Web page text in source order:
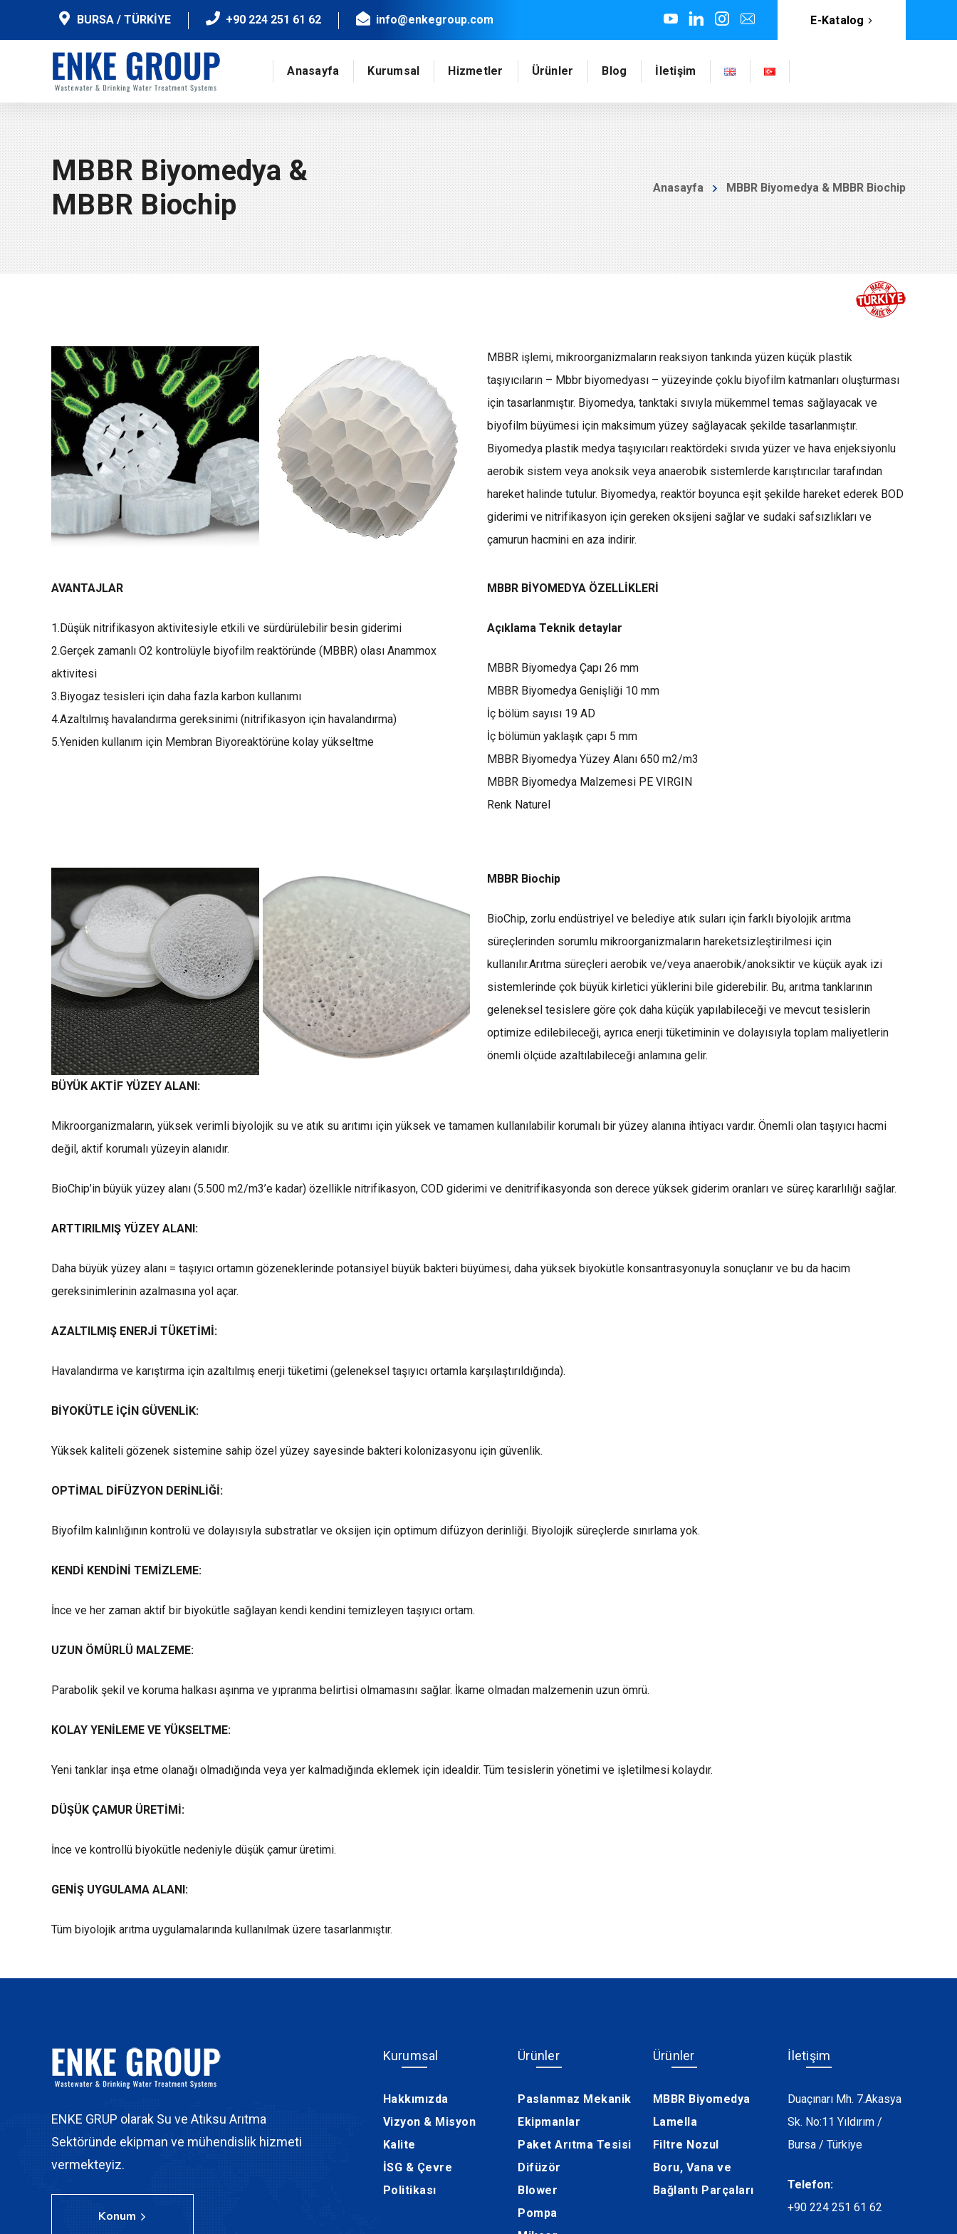
BURSA / TÜRKİYE +90 224 251 61 62 info@enkegroup.com E-Katalog
Anasayfa Kurumsal Hizmetler Ürünler Blog İletişim
MBBR Biyomedya &
MBBR Biochip
Anasayfa MBBR Biyomedya & MBBR Biochip
MBBR işlemi, mikroorganizmaların reaksiyon tankında yüzen küçük plastik
taşıyıcıların – Mbbr biyomedyası – yüzeyinde çoklu biyofilm katmanları oluşturması
için tasarlanmıştır. Biyomedya, tanktaki sıvıyla mükemmel temas sağlayacak ve
biyofilm büyümesi için maksimum yüzey sağlayacak şekilde tasarlanmıştır.
Biyomedya plastik medya taşıyıcıları reaktördeki sıvıda yüzer ve hava enjeksiyonlu
aerobik sistem veya anoksik veya anaerobik sistemlerde karıştırıcılar tarafından
hareket halinde tutulur. Biyomedya, reaktör boyunca eşit şekilde hareket ederek BOD
giderimi ve nitrifikasyon için gereken oksijeni sağlar ve sudaki safsızlıkları ve
çamurun hacmini en aza indirir.
AVANTAJLAR
1.Düşük nitrifikasyon aktivitesiyle etkili ve sürdürülebilir besin giderimi
2.Gerçek zamanlı O2 kontrolüyle biyofilm reaktöründe (MBBR) olası Anammox
aktivitesi
3.Biyogaz tesisleri için daha fazla karbon kullanımı
4.Azaltılmış havalandırma gereksinimi (nitrifikasyon için havalandırma)
5.Yeniden kullanım için Membran Biyoreaktörüne kolay yükseltme
MBBR BİYOMEDYA ÖZELLİKLERİ
Açıklama Teknik detaylar
MBBR Biyomedya Çapı 26 mm
MBBR Biyomedya Genişliği 10 mm
İç bölüm sayısı 19 AD
İç bölümün yaklaşık çapı 5 mm
MBBR Biyomedya Yüzey Alanı 650 m2/m3
MBBR Biyomedya Malzemesi PE VIRGIN
Renk Naturel
MBBR Biochip
BioChip, zorlu endüstriyel ve belediye atık suları için farklı biyolojik arıtma
süreçlerinden sorumlu mikroorganizmaların hareketsizleştirilmesi için
kullanılır.Arıtma süreçleri aerobik ve/veya anaerobik/anoksiktir ve küçük ayak izi
sistemlerinde çok büyük kirletici yüklerini bile giderebilir. Bu, arıtma tanklarının
geleneksel tesislere göre çok daha küçük yapılabileceği ve mevcut tesislerin
optimize edilebileceği, ayrıca enerji tüketiminin ve dolayısıyla toplam maliyetlerin
önemli ölçüde azaltılabileceği anlamına gelir.
BÜYÜK AKTİF YÜZEY ALANI:
Mikroorganizmaların, yüksek verimli biyolojik su ve atık su arıtımı için yüksek ve tamamen kullanılabilir korumalı bir yüzey alanına ihtiyacı vardır. Önemli olan taşıyıcı hacmi
değil, aktif korumalı yüzeyin alanıdır.
BioChip’in büyük yüzey alanı (5.500 m2/m3’e kadar) özellikle nitrifikasyon, COD giderimi ve denitrifikasyonda son derece yüksek giderim oranları ve süreç kararlılığı sağlar.
ARTTIRILMIŞ YÜZEY ALANI:
Daha büyük yüzey alanı = taşıyıcı ortamın gözeneklerinde potansiyel büyük bakteri büyümesi, daha yüksek biyokütle konsantrasyonuyla sonuçlanır ve bu da hacim
gereksinimlerinin azalmasına yol açar.
AZALTILMIŞ ENERJİ TÜKETİMİ:
Havalandırma ve karıştırma için azaltılmış enerji tüketimi (geleneksel taşıyıcı ortamla karşılaştırıldığında).
BİYOKÜTLE İÇİN GÜVENLİK:
Yüksek kaliteli gözenek sistemine sahip özel yüzey sayesinde bakteri kolonizasyonu için güvenlik.
OPTİMAL DİFÜZYON DERİNLİĞİ:
Biyofilm kalınlığının kontrolü ve dolayısıyla substratlar ve oksijen için optimum difüzyon derinliği. Biyolojik süreçlerde sınırlama yok.
KENDİ KENDİNİ TEMİZLEME:
İnce ve her zaman aktif bir biyokütle sağlayan kendi kendini temizleyen taşıyıcı ortam.
UZUN ÖMÜRLÜ MALZEME:
Parabolik şekil ve koruma halkası aşınma ve yıpranma belirtisi olmamasını sağlar. İkame olmadan malzemenin uzun ömrü.
KOLAY YENİLEME VE YÜKSELTME:
Yeni tanklar inşa etme olanağı olmadığında veya yer kalmadığında eklemek için idealdir. Tüm tesislerin yönetimi ve işletilmesi kolaydır.
DÜŞÜK ÇAMUR ÜRETİMİ:
İnce ve kontrollü biyokütle nedeniyle düşük çamur üretimi.
GENİŞ UYGULAMA ALANI:
Tüm biyolojik arıtma uygulamalarında kullanılmak üzere tasarlanmıştır.
ENKE GRUP olarak Su ve Atıksu Arıtma
Sektöründe ekipman ve mühendislik hizmeti
vermekteyiz.
Konum
Kurumsal
Hakkımızda
Vizyon & Misyon
Kalite
İSG & Çevre
Politikası
Ürünler
Paslanmaz Mekanik
Ekipmanlar
Paket Arıtma Tesisi
Difüzör
Blower
Pompa
Ürünler
MBBR Biyomedya
Lamella
Filtre Nozul
Boru, Vana ve
Bağlantı Parçaları
İletişim
Duaçınarı Mh. 7.Akasya
Sk. No:11 Yıldırım /
Bursa / Türkiye
Telefon:
+90 224 251 61 62